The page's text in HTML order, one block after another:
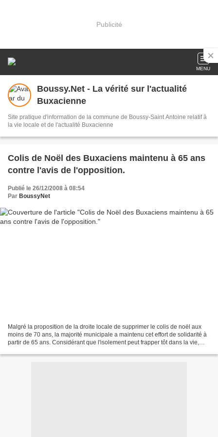
Publicité
MENU
Boussy.Net - La vérité sur l'actualité
Buxacienne
Site pratique d'information de la commune de Boussy-Saint Antoine relatif à
la vie locale et de l'actualité Buxacienne
Colis de Noël des Buxaciens maintenu à 65 ans
contre l'avis de l'opposition.
Publié le 26/12/2008 à 08:54
Par BoussyNet
Malgré la proposition de la droite locale de supprimer le colis de noël aux
moins de 70 ans, la majorité municipale a maintenu cet effort de solidarité à
partir de 65 ans. Considérant que l'isolement peut frapper tôt dans la vie,